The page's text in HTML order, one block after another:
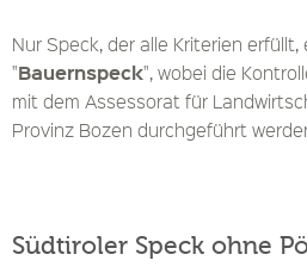
Nur Speck, der alle Kriterien
"Bauernspeck", wobei die
mit dem Assessorat für
Provinz Bozen durchgeführt
Südtiroler Speck ohne